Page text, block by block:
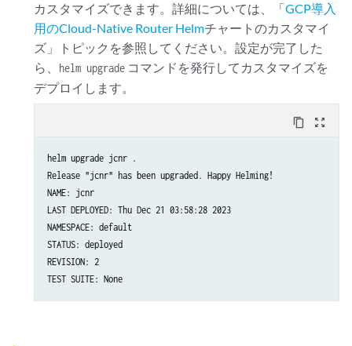
カスタマイズできます。詳細については、「GCP導入
用のCloud-Native Router Helmチャートのカスタマイ
ズ」トピックを参照してください。設定が完了した
ら、 helm upgrade コマンドを発行してカスタマイズを
デプロイします。
content_copy zoom_out_map
helm upgrade jcnr .
Release "jcnr" has been upgraded. Happy Helming!
NAME: jcnr
LAST DEPLOYED: Thu Dec 21 03:58:28 2023
NAMESPACE: default
STATUS: deployed
REVISION: 2
TEST SUITE: None